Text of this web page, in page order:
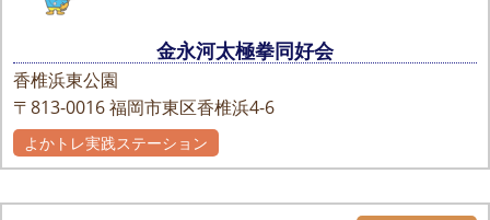
金永河太極拳同好会
香椎浜東公園
〒813-0016福岡市東区香椎浜4-6
よかトレ実践ステーション